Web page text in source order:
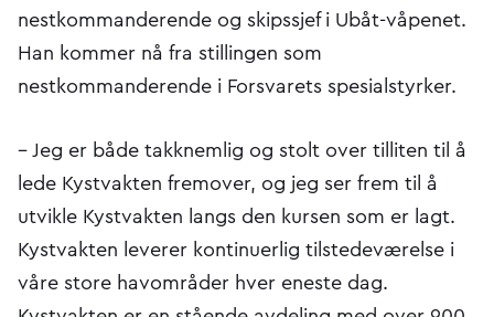
nestkommanderende og skipssjef i Ubåt-våpenet.
Han kommer nå fra stillingen som
nestkommanderende i Forsvarets spesialstyrker.
– Jeg er både takknemlig og stolt over tilliten til å
lede Kystvakten fremover, og jeg ser frem til å
utvikle Kystvakten langs den kursen som er lagt.
Kystvakten leverer kontinuerlig tilstedeværelse i
våre store havområder hver eneste dag.